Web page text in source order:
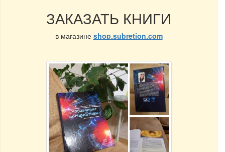
ЗАКАЗАТЬ КНИГИ
в магазине shop.subretion.com